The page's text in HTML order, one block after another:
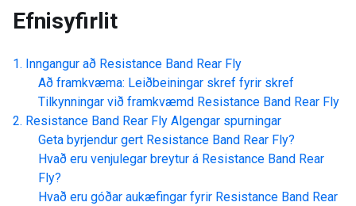
Efnisyfirlit
Inngangur að Resistance Band Rear Fly
Að framkvæma: Leiðbeiningar skref fyrir skref
Tilkynningar við framkvæmd Resistance Band Rear Fly
Resistance Band Rear Fly Algengar spurningar
Geta byrjendur gert Resistance Band Rear Fly?
Hvað eru venjulegar breytur á Resistance Band Rear
Fly?
Hvað eru góðar aukæfingar fyrir Resistance Band Rear